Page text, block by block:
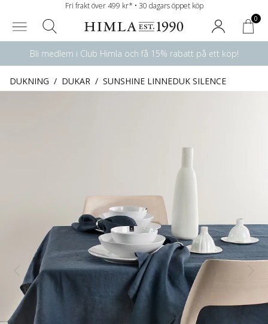
Fri frakt över 499 kr* • 30 dagars öppet köp
0
Bli medlem i Club Himla och få 15% rabatt på ett köp!
DUKNING / DUKAR / SUNSHINE LINNEDUK SILENCE